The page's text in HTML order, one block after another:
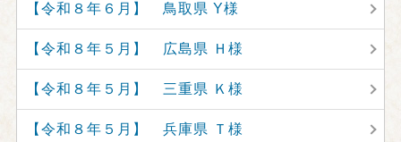
【令和８年６月】 鳥取県 Y様
【令和８年５月】 広島県 Ｈ様
【令和８年５月】 三重県 Ｋ様
【令和８年５月】 兵庫県 Ｔ様